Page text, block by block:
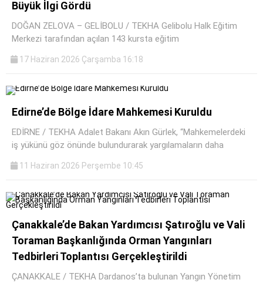
Büyük İlgi Gördü
DOĞAN ZELOVA – GELİBOLU / TEKHA Gelibolu Halk Eğitim
Merkezi tarafından açılan 143 kursta eğitim
17 Haziran 2026 Çarşamba 16:18
Edirne’de Bölge İdare Mahkemesi Kuruldu
EDİRNE / TEKHA Adalet Bakanı Akın Gürlek, “Mahkemelerdeki
iş yükünü göz önünde bulundurarak yargılamaların daha
11 Haziran 2026 Perşembe 10:45
Çanakkale’de Bakan Yardımcısı Şatıroğlu ve Vali
Toraman Başkanlığında Orman Yangınları
Tedbirleri Toplantısı Gerçekleştirildi
ÇANAKKALE / TEKHA Dardanos’ta bulunan Yangın Yönetim